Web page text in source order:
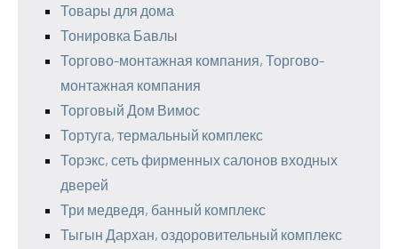
Товары для дома
Тонировка Бавлы
Торгово-монтажная компания, Торгово-
монтажная компания
Торговый Дом Вимос
Тортуга, термальный комплекс
Торэкс, сеть фирменных салонов входных
дверей
Три медведя, банный комплекс
Тыгын Дархан, оздоровительный комплекс